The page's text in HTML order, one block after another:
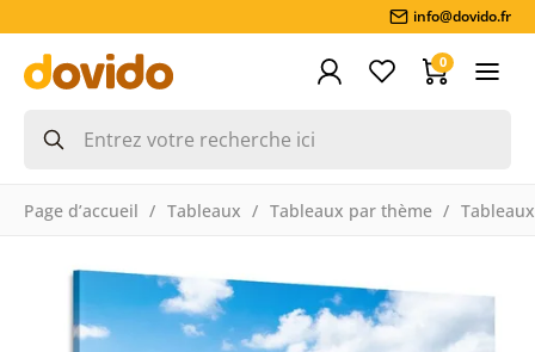
info@dovido.fr
0
Page d’accueil Tableaux Tableaux par thème